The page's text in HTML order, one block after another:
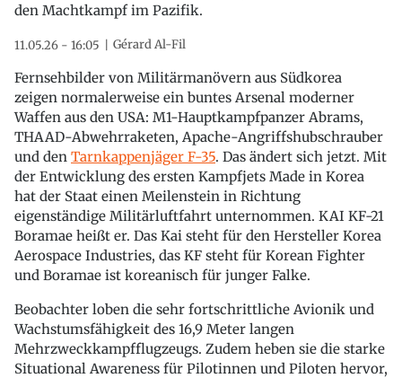
den Machtkampf im Pazifik.
11.05.26 - 16:05 Gérard Al-Fil
Fernsehbilder von Militärmanövern aus Südkorea
zeigen normalerweise ein buntes Arsenal moderner
Waffen aus den USA: M1-Hauptkampfpanzer Abrams,
THAAD-Abwehrraketen, Apache-Angriffshubschrauber
und den Tarnkappenjäger F-35. Das ändert sich jetzt. Mit
der Entwicklung des ersten Kampfjets Made in Korea
hat der Staat einen Meilenstein in Richtung
eigenständige Militärluftfahrt unternommen. KAI KF-21
Boramae heißt er. Das Kai steht für den Hersteller Korea
Aerospace Industries, das KF steht für Korean Fighter
und Boramae ist koreanisch für junger Falke.
Beobachter loben die sehr fortschrittliche Avionik und
Wachstumsfähigkeit des 16,9 Meter langen
Mehrzweckkampfflugzeugs. Zudem heben sie die starke
Situational Awareness für Pilotinnen und Piloten hervor,